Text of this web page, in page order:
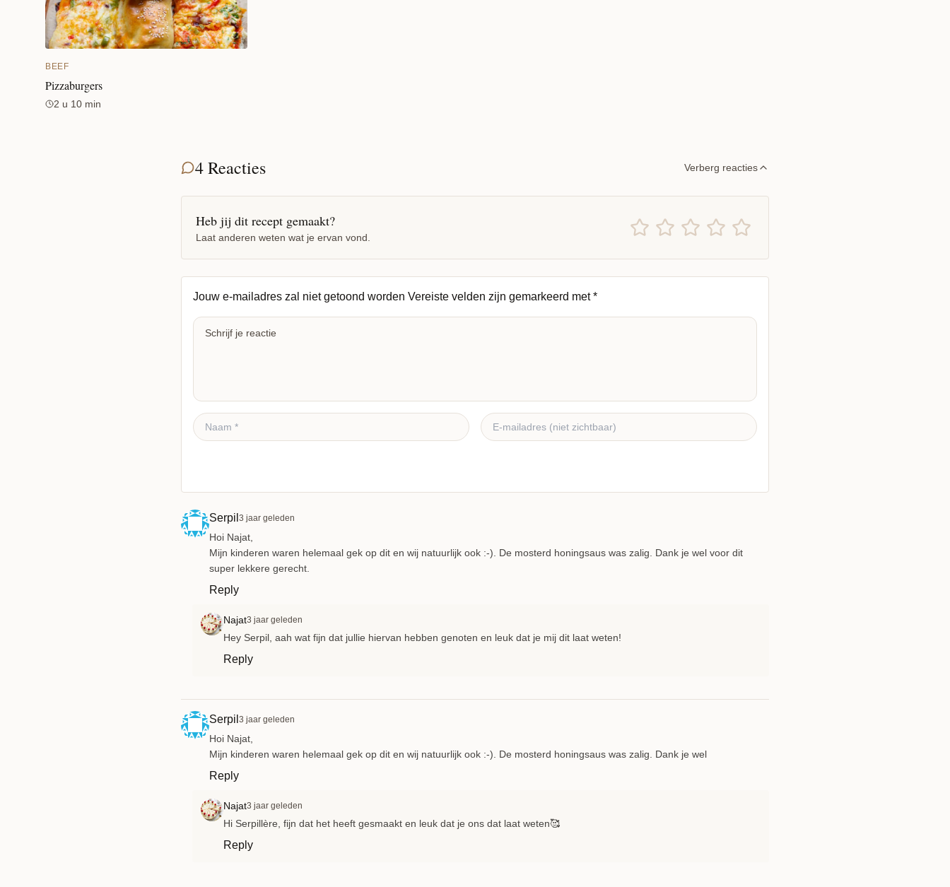
BEEF
Pizzaburgers
2 u 10 min
4 Reacties Verberg reacties
Heb jij dit recept gemaakt?
Laat anderen weten wat je ervan vond.
Jouw e-mailadres zal niet getoond worden Vereiste velden zijn gemarkeerd met*
Serpil 3 jaar geleden
Hoi Najat,
Mijn kinderen waren helemaal gek op dit en wij natuurlijk ook :-). De mosterd honingsaus was zalig. Dank je wel voor dit
super lekkere gerecht.
Reply
Najat3 jaar geleden
Hey Serpil, aah wat fijn dat jullie hiervan hebben genoten en leuk dat je mij dit laat weten!
Reply
Serpil 3 jaar geleden
Hoi Najat,
Mijn kinderen waren helemaal gek op dit en wij natuurlijk ook :-). De mosterd honingsaus was zalig. Dank je wel
Reply
Najat3 jaar geleden
Hi Serpillère, fijn dat het heeft gesmaakt en leuk dat je ons dat laat weten🥰
Reply